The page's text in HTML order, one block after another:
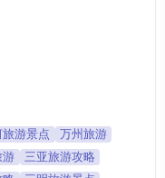
游景点
万州旅游
游
三亚旅游攻略